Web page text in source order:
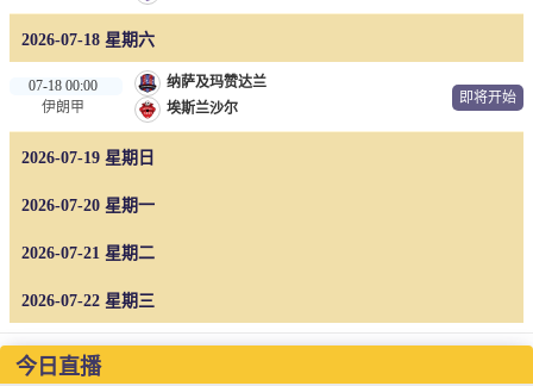
篮球新闻
体育词条
2026-07-18 星期六
07-18 00:00
伊朗甲
纳萨及玛赞达兰
埃斯兰沙尔
即将开始
2026-07-19 星期日
2026-07-20 星期一
2026-07-21 星期二
2026-07-22 星期三
今日直播